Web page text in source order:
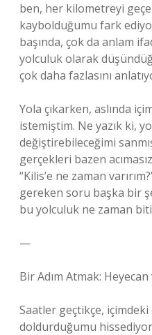
ben, her kilometreyi
kaybolduğumu fark
başında, çok da anlam
yolculuk olarak
çok daha fazlasını
Yola çıkarken, aslında
istemiştim. Ne yazık ki,
değiştirebileceğimi
gerçekleri bazen
“Kilis’e ne zaman
gereken soru başka bir
bu yolculuk ne zaman
—
Bir Adım Atmak:
Saatler geçtikçe,
doldurduğumu